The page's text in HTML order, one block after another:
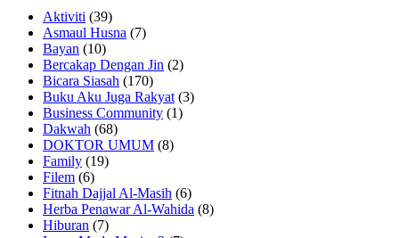
Aktiviti (39)
Asmaul Husna (7)
Bayan (10)
Bercakap Dengan Jin (2)
Bicara Siasah (170)
Buku Aku Juga Rakyat (3)
Business Community (1)
Dakwah (68)
DOKTOR UMUM (8)
Family (19)
Filem (6)
Fitnah Dajjal Al-Masih (6)
Herba Penawar Al-Wahida (8)
Hiburan (7)